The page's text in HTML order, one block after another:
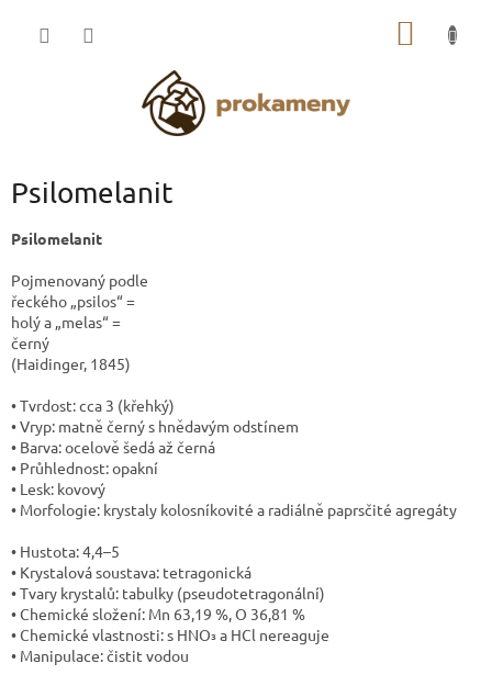
Psilomelanit
Psilomelanit
Pojmenovaný podle
řeckého „psilos“ =
holý a „melas“ =
černý
(Haidinger, 1845)
• Tvrdost: cca 3 (křehký)
• Vryp: matně černý s hnědavým odstínem
• Barva: ocelově šedá až černá
• Průhlednost: opakní
• Lesk: kovový
• Morfologie: krystaly kolosníkovité a radiálně paprsčité agregáty
• Hustota: 4,4–5
• Krystalová soustava: tetragonická
• Tvary krystalů: tabulky (pseudotetragonální)
• Chemické složení: Mn 63,19 %, O 36,81 %
• Chemické vlastnosti: s HNO₃ a HCl nereaguje
• Manipulace: čistit vodou